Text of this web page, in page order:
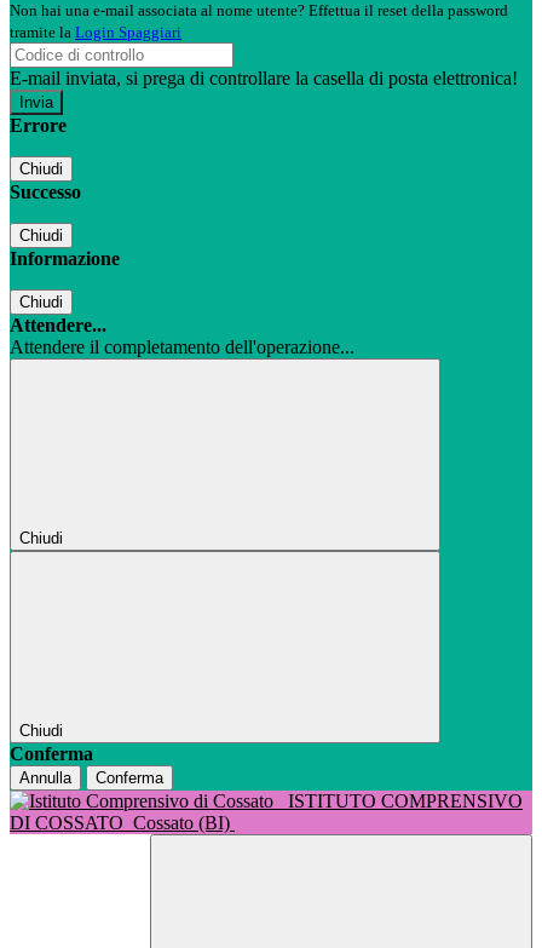
Non hai una e-mail associata al nome utente? Effettua il reset della password
tramite la Login Spaggiari
E-mail inviata, si prega di controllare la casella di posta elettronica!
Errore
Chiudi
Successo
Chiudi
Informazione
Chiudi
Attendere...
Attendere il completamento dell'operazione...
Chiudi
Chiudi
Conferma
Annulla Conferma
ISTITUTO COMPRENSIVO
DI COSSATO Cossato (BI)